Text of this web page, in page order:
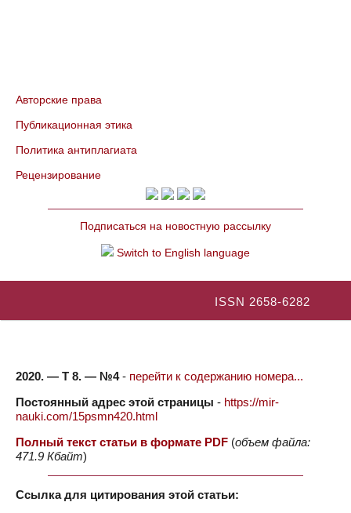
Авторские права
Публикационная этика
Политика антиплагиата
Рецензирование
Подписаться на новостную рассылку
Switch to English language
ISSN 2658-6282
2020. — Т 8. — №4- перейти к содержанию номера...
Постоянный адрес этой страницы - https://mir-
nauki.com/15psmn420.html
Полный текст статьи в формате PDF (объем файла:
471.9 Кбайт)
Ссылка для цитирования этой статьи: